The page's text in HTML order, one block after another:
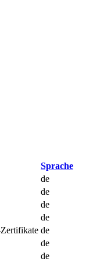
Sprache
de
de
de
de
de
de
de